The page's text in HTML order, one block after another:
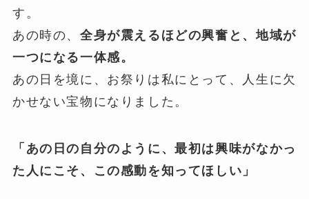
す。
あの時の、 全身が震えるほどの興奮と、地域が
一つになる一体感。
あの日を境に、お祭りは私にとって、人生に欠
かせない宝物になりました。
「あの日の自分のように、最初は興味がなかっ
た人にこそ、この感動を知ってほしい」